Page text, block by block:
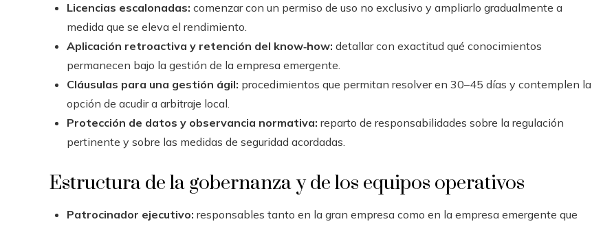
Licencias escalonadas: comenzar con un permiso de uso no exclusivo y ampliarlo gradualmente a
medida que se eleva el rendimiento.
Aplicación retroactiva y retención del know‑how: detallar con exactitud qué conocimientos
permanecen bajo la gestión de la empresa emergente.
Cláusulas para una gestión ágil: procedimientos que permitan resolver en 30–45 días y contemplen la
opción de acudir a arbitraje local.
Protección de datos y observancia normativa: reparto de responsabilidades sobre la regulación
pertinente y sobre las medidas de seguridad acordadas.
Estructura de la gobernanza y de los equipos operativos
Patrocinador ejecutivo: responsables tanto en la gran empresa como en la empresa emergente que